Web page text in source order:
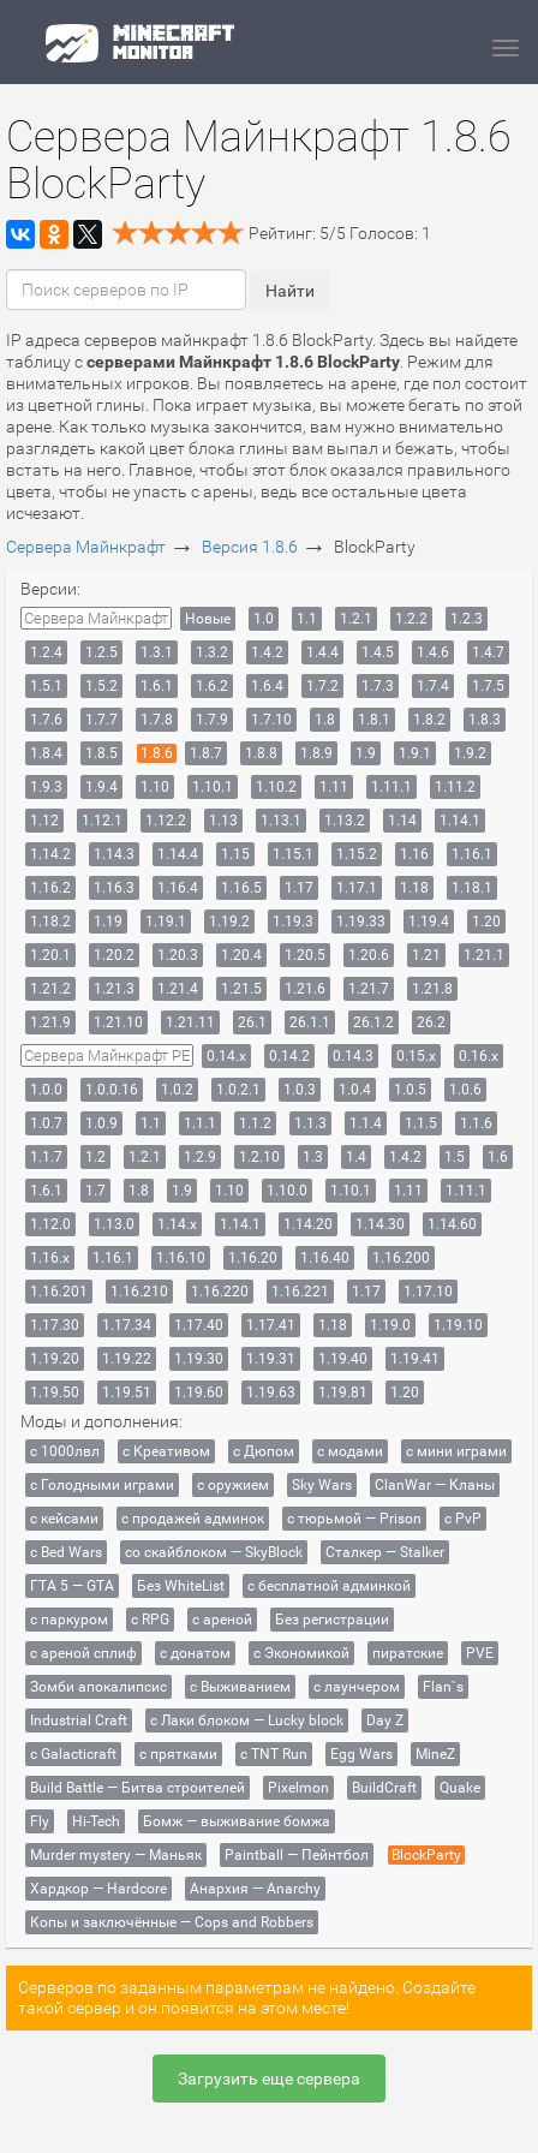
Сервера Майнкрафт 1.8.6
BlockParty
Рейтинг: 5/5 Голосов: 1
IP адреса серверов майнкрафт 1.8.6 BlockParty. Здесь вы найдете
таблицу ссерверами Майнкрафт 1.8.6 BlockParty . Режим для
внимательных игроков. Вы появляетесь на арене, где пол состоит
из цветной глины. Пока играет музыка, вы можете бегать по этой
арене. Как только музыка закончится, вам нужно внимательно
разглядеть какой цвет блока глины вам выпал и бежать, чтобы
встать на него. Главное, чтобы этот блок оказался правильного
цвета, чтобы не упасть с арены, ведь все остальные цвета
исчезают.
Сервера Майнкрафт → Версия 1.8.6 → BlockParty
Версии:
Сервера Майнкрафт Новые 1.0 1.1 1.2.1 1.2.2
1.2.3
1.2.4
1.2.5 1.3.1 1.3.2 1.4.2 1.4.4 1.4.5 1.4.6
1.4.7
1.5.1
1.5.2 1.6.1 1.6.2 1.6.4 1.7.2 1.7.3 1.7.4
1.7.5
1.7.6
1.7.7 1.7.8 1.7.9 1.7.10 1.8 1.8.1 1.8.2
1.8.3
1.8.4
1.8.5 1.8.6 1.8.7 1.8.8 1.8.9 1.9 1.9.1
1.9.2
1.9.3
1.9.4 1.10 1.10.1 1.10.2 1.11 1.11.1
1.11.2
1.12
1.12.1 1.12.2 1.13 1.13.1 1.13.2 1.14
1.14.1
1.14.2
1.14.3 1.14.4 1.15 1.15.1 1.15.2 1.16
1.16.1
1.16.2
1.16.3 1.16.4 1.16.5 1.17 1.17.1 1.18
1.18.1
1.18.2
1.19 1.19.1 1.19.2 1.19.3 1.19.33 1.19.4
1.20
1.20.1
1.20.2 1.20.3 1.20.4 1.20.5 1.20.6 1.21
1.21.1
1.21.2
1.21.3 1.21.4 1.21.5 1.21.6 1.21.7
1.21.8
1.21.9
1.21.10 1.21.11 26.1 26.1.1 26.1.2 26.2
Сервера Майнкрафт PE 0.14.x 0.14.2 0.14.3 0.15.x
0.16.x
1.0.0
1.0.0.16 1.0.2 1.0.2.1 1.0.3 1.0.4 1.0.5
1.0.6
1.0.7
1.0.9 1.1 1.1.1 1.1.2 1.1.3 1.1.4 1.1.5
1.1.6
1.1.7
1.2 1.2.1 1.2.9 1.2.10 1.3 1.4 1.4.2 1.5
1.6
1.6.1
1.7 1.8 1.9 1.10 1.10.0 1.10.1 1.11
1.11.1
1.12.0
1.13.0 1.14.x 1.14.1 1.14.20 1.14.30
1.14.60
1.16.x
1.16.1 1.16.10 1.16.20 1.16.40
1.16.200
1.16.201
1.16.210 1.16.220 1.16.221 1.17
1.17.10
1.17.30
1.17.34 1.17.40 1.17.41 1.18 1.19.0
1.19.10
1.19.20
1.19.22 1.19.30 1.19.31 1.19.40
1.19.41
1.19.50
1.19.51 1.19.60 1.19.63 1.19.81 1.20
Моды и дополнения:
с 1000лвл c Креативом с Дюпом с модами
с мини играми
с Голодными играми
с оружием Sky Wars
ClanWar — Кланы
с кейсами
с продажей админок с тюрьмой — Prison
с PvP
с Bed Wars
со скайблоком — SkyBlock
Сталкер — Stalker
ГТА 5 — GTA
Без WhiteList
с бесплатной админкой
с паркуром
с RPG с ареной
Без регистрации
с ареной сплиф
с донатом с Экономикой пиратские
PVE
Зомби апокалипсис
с Выживанием с лаунчером
Flan`s
Industrial Craft
с Лаки блоком — Lucky block
Day Z
с Galacticraft
с прятками с TNT Run Egg Wars
MineZ
Build Battle — Битва строителей
Pixelmon BuildCraft
Quake
Fly
Hi-Tech
Бомж — выживание бомжа
Murder mystery — Маньяк
Paintball — Пейнтбол
BlockParty
Хардкор — Hardcore
Анархия — Anarchy
Копы и заключённые — Cops and Robbers
Серверов по заданным параметрам не найдено. Создайте
такой сервер и он появится на этом месте!
Загрузить еще сервера